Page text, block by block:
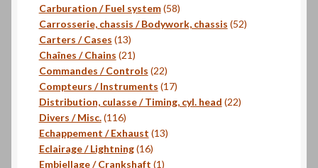
produits
Carburation / Fuel system 5858
produits
Carrosserie, chassis / Bodywork, chassis 5252
Carters / Cases 1313
produits
Chaînes / Chains 2121
produits
Commandes / Controls 2222
produits
Compteurs / Instruments 1717
produits
Distribution, culasse / Timing, cyl. head 2222
Divers / Misc. 116116
produits
Echappement / Exhaust 1313
Eclairage / Lightning 1616
produits
Embiellage / Crankshaft 11